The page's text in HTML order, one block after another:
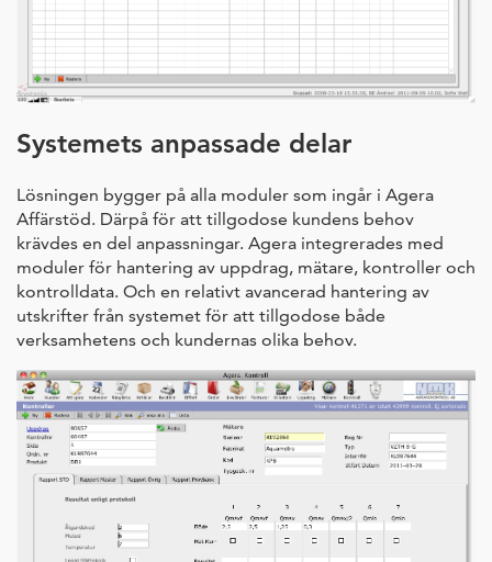
Systemets anpassade delar
Lösningen bygger på alla moduler som ingår i Agera
Affärstöd. Därpå för att tillgodose kundens behov
krävdes en del anpassningar. Agera integrerades med
moduler för hantering av uppdrag, mätare, kontroller och
kontrolldata. Och en relativt avancerad hantering av
utskrifter från systemet för att tillgodose både
verksamhetens och kundernas olika behov.